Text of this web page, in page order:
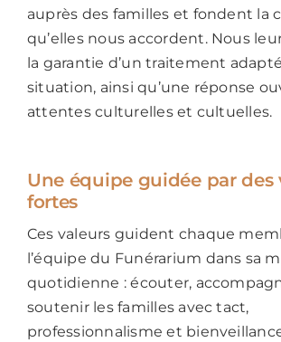
auprès des familles et fondent la
qu’elles nous accordent. Nous
la garantie d’un traitement
situation, ainsi qu’une réponse
attentes culturelles et cultuelles.
Une équipe guidée par des
fortes
Ces valeurs guident chaque
l’équipe du Funérarium dans sa
quotidienne : écouter,
soutenir les familles avec tact,
professionnalisme et